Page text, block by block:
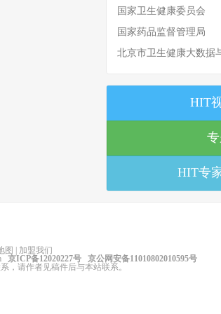
国家卫生健康委员会
国家药品监督管理局
北京市卫生健康大数据
HIT
HIT专
图
加盟我们
京ICP备12020227号
京公网安备11010802010595号
，请作者见稿件后与本站联系。